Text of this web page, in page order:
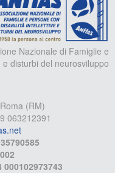
Nazionale di Famiglie e
disturbi del neurosviluppo
(RM)
063212391
000102973743